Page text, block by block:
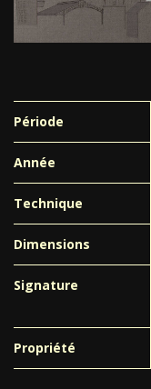
Période
Année
Technique
Dimensions
Signature
Propriété